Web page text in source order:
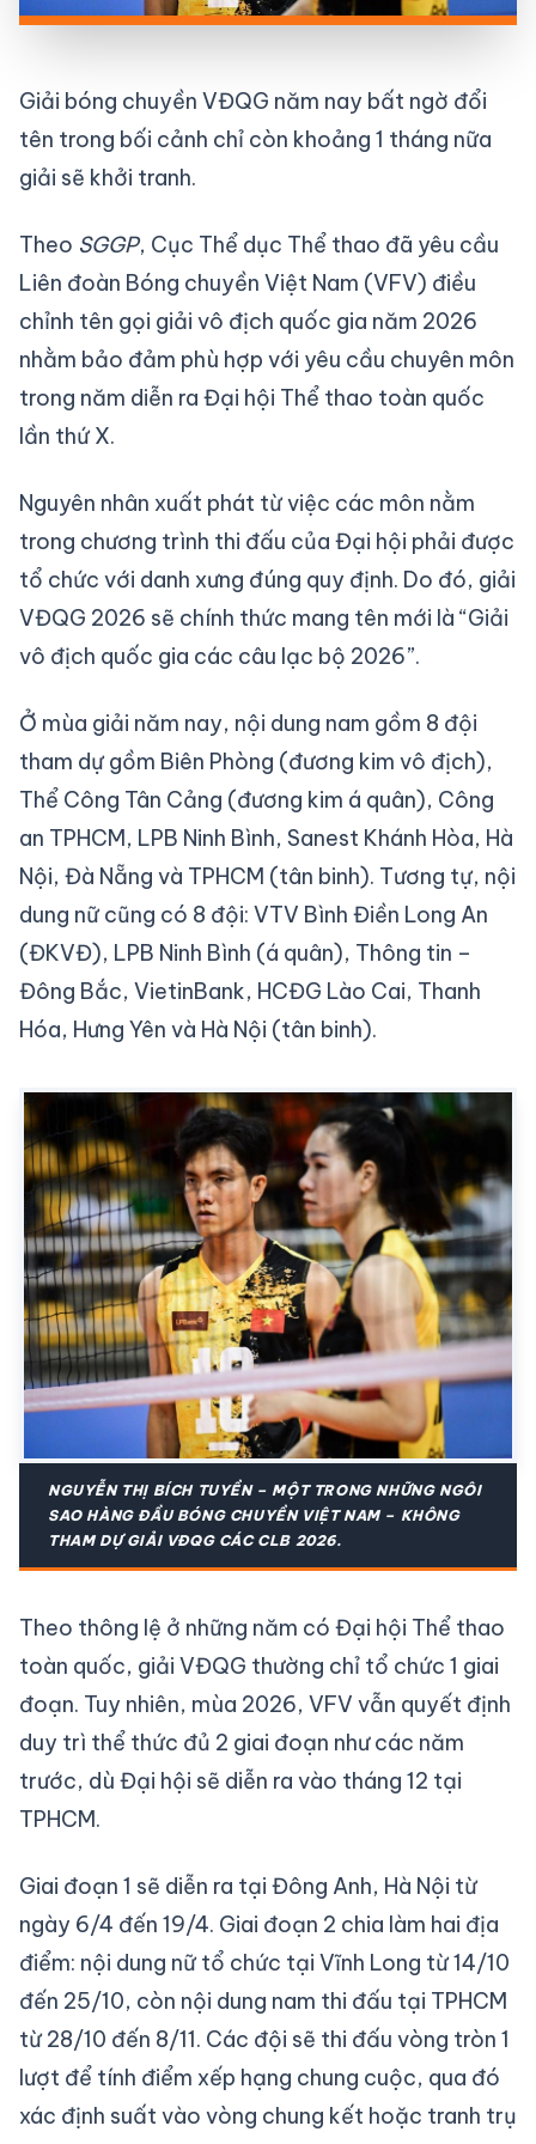
Giải bóng chuyền VĐQG năm nay bất ngờ đổi
tên trong bối cảnh chỉ còn khoảng 1 tháng nữa
giải sẽ khởi tranh.
Theo SGGP, Cục Thể dục Thể thao đã yêu cầu
Liên đoàn Bóng chuyền Việt Nam (VFV) điều
chỉnh tên gọi giải vô địch quốc gia năm 2026
nhằm bảo đảm phù hợp với yêu cầu chuyên môn
trong năm diễn ra Đại hội Thể thao toàn quốc
lần thứ X.
Nguyên nhân xuất phát từ việc các môn nằm
trong chương trình thi đấu của Đại hội phải được
tổ chức với danh xưng đúng quy định. Do đó, giải
VĐQG 2026 sẽ chính thức mang tên mới là “Giải
vô địch quốc gia các câu lạc bộ 2026”.
Ở mùa giải năm nay, nội dung nam gồm 8 đội
tham dự gồm Biên Phòng (đương kim vô địch),
Thể Công Tân Cảng (đương kim á quân), Công
an TPHCM, LPB Ninh Bình, Sanest Khánh Hòa, Hà
Nội, Đà Nẵng và TPHCM (tân binh). Tương tự, nội
dung nữ cũng có 8 đội: VTV Bình Điền Long An
(ĐKVĐ), LPB Ninh Bình (á quân), Thông tin –
Đông Bắc, VietinBank, HCĐG Lào Cai, Thanh
Hóa, Hưng Yên và Hà Nội (tân binh).
NGUYỄN THỊ BÍCH TUYỀN – MỘT TRONG NHỮNG NGÔI
SAO HÀNG ĐẦU BÓNG CHUYỀN VIỆT NAM – KHÔNG
THAM DỰ GIẢI VĐQG CÁC CLB 2026.
Theo thông lệ ở những năm có Đại hội Thể thao
toàn quốc, giải VĐQG thường chỉ tổ chức 1 giai
đoạn. Tuy nhiên, mùa 2026, VFV vẫn quyết định
duy trì thể thức đủ 2 giai đoạn như các năm
trước, dù Đại hội sẽ diễn ra vào tháng 12 tại
TPHCM.
Giai đoạn 1 sẽ diễn ra tại Đông Anh, Hà Nội từ
ngày 6/4 đến 19/4. Giai đoạn 2 chia làm hai địa
điểm: nội dung nữ tổ chức tại Vĩnh Long từ 14/10
đến 25/10, còn nội dung nam thi đấu tại TPHCM
từ 28/10 đến 8/11. Các đội sẽ thi đấu vòng tròn 1
lượt để tính điểm xếp hạng chung cuộc, qua đó
xác định suất vào vòng chung kết hoặc tranh trụ